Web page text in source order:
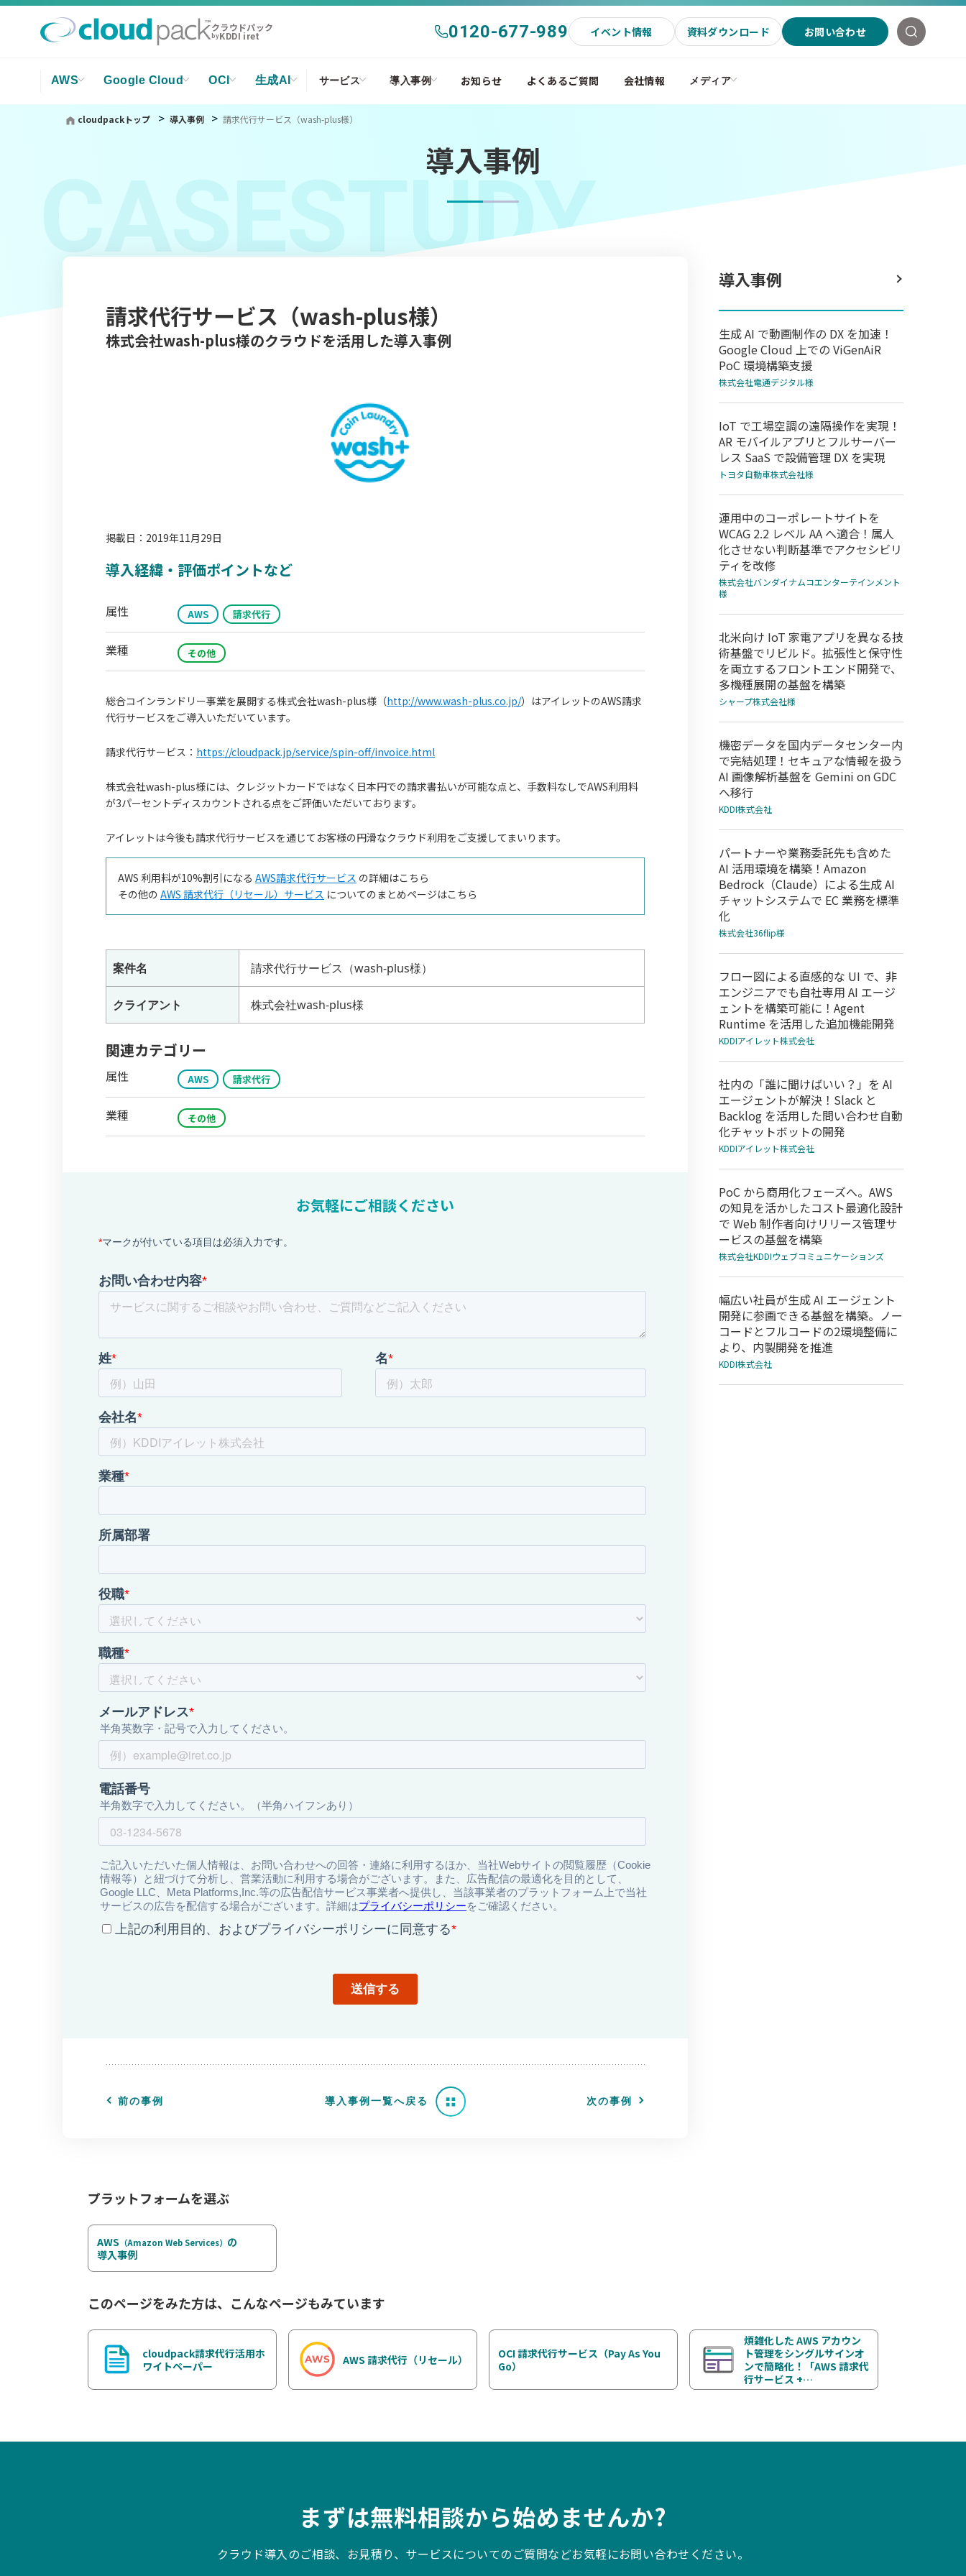
クラウドパック
byKDDI iret 0120-677-989 イベント情報 資料ダウンロード お問い合わせ
AWS Google Cloud OCI 生成AI サービス 導入事例 お知らせ よくあるご質問 会社情報 メディア
cloudpackトップ 導入事例 請求代行サービス（wash-plus様）
導入事例
CASESTUDY
請求代行サービス（wash-plus様）
株式会社wash-plus様のクラウドを活用した導入事例
掲載日：2019年11月29日
導入経緯・評価ポイントなど
属性 AWS 請求代行
業種 その他
総合コインランドリー事業を展開する株式会社wash-plus様（http://www.wash-plus.co.jp/）はアイレットのAWS請求
代行サービスをご導入いただいています。
請求代行サービス： https://cloudpack.jp/service/spin-off/invoice.html
株式会社wash-plus様には、クレジットカードではなく日本円での請求書払いが可能な点と、手数料なしでAWS利用料
が3パーセントディスカウントされる点をご評価いただいております。
アイレットは今後も請求代行サービスを通じてお客様の円滑なクラウド利用をご支援してまいります。
AWS 利用料が10%割引になる AWS請求代行サービス の詳細はこちら
その他の AWS 請求代行（リセール）サービス についてのまとめページはこちら
案件名 請求代行サービス（wash-plus様）
クライアント 株式会社wash-plus様
関連カテゴリー
属性 AWS 請求代行
業種 その他
お気軽にご相談ください
前の事例 導入事例一覧へ戻る 次の事例
導入事例
生成 AI で動画制作の DX を加速！
Google Cloud 上での ViGenAiR
PoC 環境構築支援
株式会社電通デジタル様
IoT で工場空調の遠隔操作を実現！
AR モバイルアプリとフルサーバー
レス SaaS で設備管理 DX を実現
トヨタ自動車株式会社様
運用中のコーポレートサイトを
WCAG 2.2 レベル AA へ適合！属人
化させない判断基準でアクセシビリ
ティを改修
株式会社バンダイナムコエンターテインメント
様
北米向け IoT 家電アプリを異なる技
術基盤でリビルド。拡張性と保守性
を両立するフロントエンド開発で、
多機種展開の基盤を構築
シャープ株式会社様
機密データを国内データセンター内
で完結処理！セキュアな情報を扱う
AI 画像解析基盤を Gemini on GDC
へ移行
KDDI株式会社
パートナーや業務委託先も含めた
AI 活用環境を構築！Amazon
Bedrock（Claude）による生成 AI
チャットシステムで EC 業務を標準
化
株式会社36flip様
フロー図による直感的な UI で、非
エンジニアでも自社専用 AI エージ
ェントを構築可能に！Agent
Runtime を活用した追加機能開発
KDDIアイレット株式会社
社内の「誰に聞けばいい？」を AI
エージェントが解決！Slack と
Backlog を活用した問い合わせ自動
化チャットボットの開発
KDDIアイレット株式会社
PoC から商用化フェーズへ。AWS
の知見を活かしたコスト最適化設計
で Web 制作者向けリリース管理サ
ービスの基盤を構築
株式会社KDDIウェブコミュニケーションズ
幅広い社員が生成 AI エージェント
開発に参画できる基盤を構築。ノー
コードとフルコードの2環境整備に
より、内製開発を推進
KDDI株式会社
プラットフォームを選ぶ
AWS （Amazon Web Services） の
導入事例
このページをみた方は、こんなページもみています
cloudpack請求代行活用ホ
ワイトペーパー
AWS 請求代行（リセール）
OCI 請求代行サービス（Pay As You
Go）
煩雑化した AWS アカウン
ト管理をシングルサインオ
ンで簡略化！「AWS 請求代
行サービス +…
まずは無料相談から始めませんか?
クラウド導入のご相談、お見積り、サービスについてのご質問などお気軽にお問い合わせください。